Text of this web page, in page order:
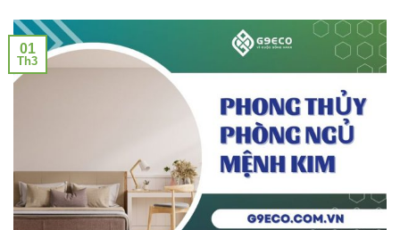
01
Th3